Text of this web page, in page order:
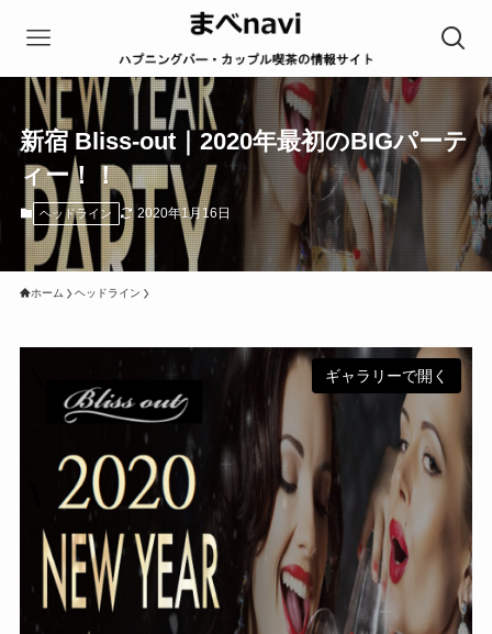
新宿 Bliss-out｜2020年最初のBIGパーテ
ィー！！
ヘッドライン 2020年1月16日
ホーム ヘッドライン
ギャラリーで開く